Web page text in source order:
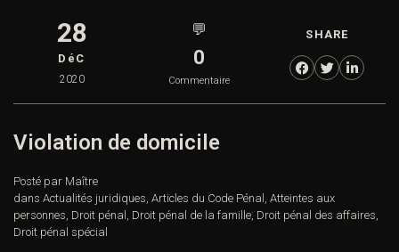
28
DéC
2020
💬
0
Commentaire
SHARE
Violation de domicile
Posté par Maître
dans Actualités juridiques, Articles du Code Pénal , Atteintes aux
personnes, Droit pénal , Droit pénal de la famille, Droit pénal des affaires,
Droit pénal spécial